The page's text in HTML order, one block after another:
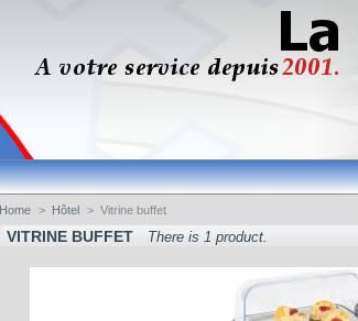
Home > Hôtel > Vitrine buffet
VITRINE BUFFET There is 1 product.